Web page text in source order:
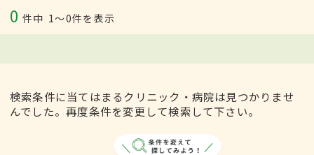
0 件中 1〜0件を表示
検索条件に当てはまるクリニック・病院は見つかりませ
んでした。再度条件を変更して検索して下さい。